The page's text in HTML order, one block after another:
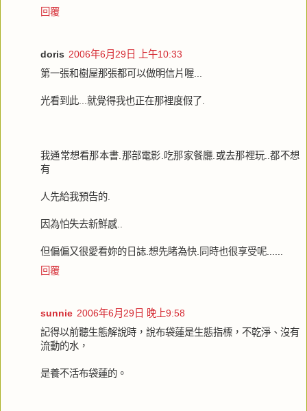
回覆
doris 2006年6月29日 上午10:33
第一張和樹屋那張都可以做明信片喔...
光看到此...就覺得我也正在那裡度假了.
我通常想看那本書.那部電影.吃那家餐廳.或去那裡玩..都不想
有
人先給我預告的.
因為怕失去新鮮感..
但偏偏又很愛看妳的日誌.想先睹為快.同時也很享受呢......
回覆
sunnie 2006年6月29日 晚上9:58
記得以前聽生態解說時，說布袋蓮是生態指標，不乾淨、沒有
流動的水，
是養不活布袋蓮的。